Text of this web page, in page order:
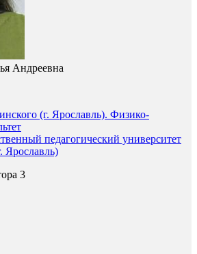
Андреевна
(г. Ярославль). Физико-
педагогический университет
3